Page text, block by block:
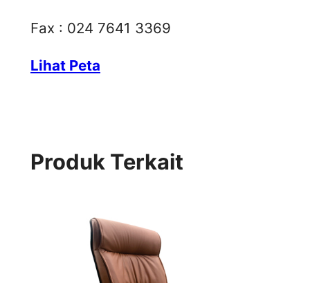
Fax : 024 7641 3369
Lihat Peta
Produk Terkait